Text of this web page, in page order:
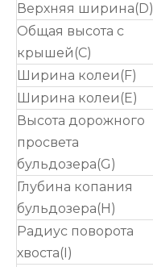
Верхняя ширина(D)
Общая высота с
крышей(C)
Ширина колеи(F)
Ширина колеи(E)
Высота дорожного
просвета
бульдозера(G)
Глубина копания
бульдозера(H)
Радиус поворота
хвоста(I)